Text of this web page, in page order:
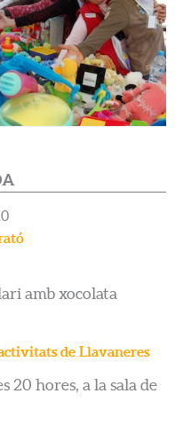
amb xocolata
de Llavaneres
20 hores, a la sala de